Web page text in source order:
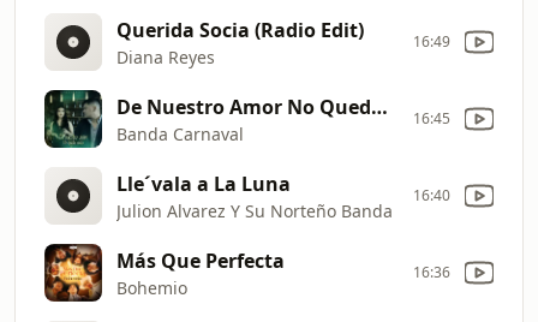
Querida Socia (Radio Edit)
Diana Reyes
16:49
De Nuestro Amor No Queda Nada
Banda Carnaval
16:45
Lle´vala a La Luna
Julion Alvarez Y Su Norteño Banda
16:40
Más Que Perfecta
Bohemio
16:36